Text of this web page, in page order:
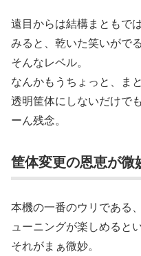
遠目からは結構まともで
みると、乾いた笑いがでる
そんなレベル。
なんかもうちょっと、ま
透明筐体にしないだけで
ーん残念。
筐体変更の恩恵が微
本機の一番のウリである
ューニングが楽しめると
それがまぁ微妙。